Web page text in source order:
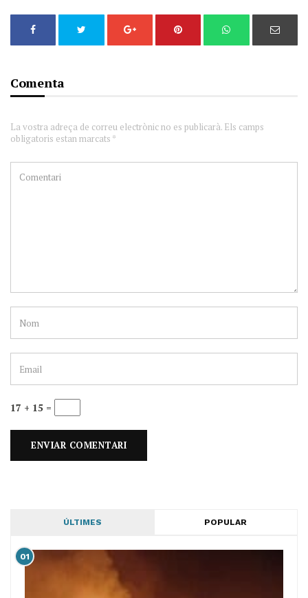
Comenta
La vostra adreça de correu electrònic no es publicarà. Els camps
obligatoris estan marcats *
17 + 15 =
ÚLTIMES POPULAR
01